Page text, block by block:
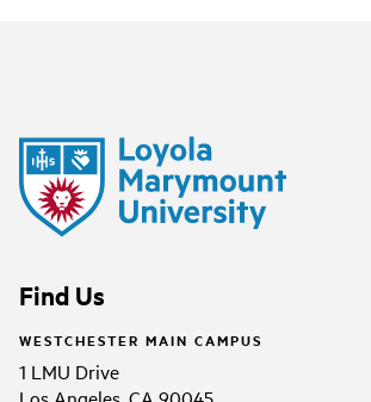
Find Us
WESTCHESTER MAIN CAMPUS
1 LMU Drive